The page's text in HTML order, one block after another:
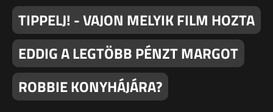
TIPPELJ! - VAJON MELYIK FILM HOZTA
EDDIG A LEGTÖBB PÉNZT MARGOT
ROBBIE KONYHÁJÁRA?